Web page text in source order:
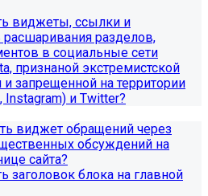
состав"
модуль SIMAI-
организации
согласно которому в
состав"
и скрыть таблицы.
виджеты, ссылки и
разделов,
в социальные сети
признаной экстремистской
и запрещенной на территории
и Twitter?
виджет обращений через
обсуждений на
сайта?
заголовок блока на главной